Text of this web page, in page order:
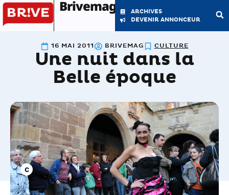
Brivemag'
ARCHIVES
DEVENIR ANNONCEUR
16 MAI 2011 BRIVEMAG CULTURE
Une nuit dans la
Belle époque